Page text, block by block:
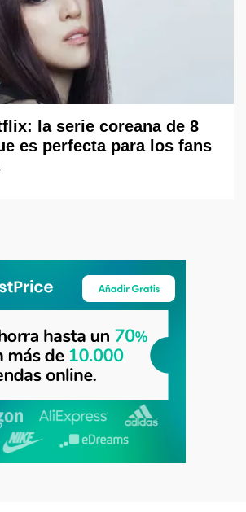
la serie coreana de 8
es perfecta para los fans